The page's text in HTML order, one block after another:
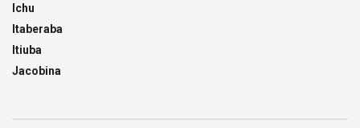
Ichu
Itaberaba
Itiuba
Jacobina